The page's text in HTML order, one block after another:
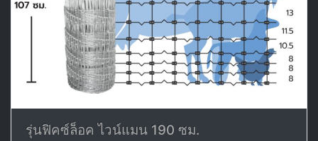
รุ่นฟิคซ์ล็อค ไวน์แมน 190 ซม.